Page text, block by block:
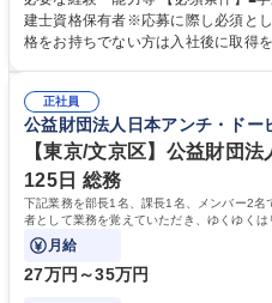
ング、登記簿取得、調書取得・支払
求・支払データ登録、取引先マスタ
の他に担当頂く業務が発生する場合があります。 募集
業務職/三井物産グループ/平均残業時
建士資格保有者※応募に際し必須と
格をお持ちでない方は入社後に取得
ション力がある方。 ・チャレンジを
方。多様な関係者と謙虚に信頼関係
ール管理が出来る方。※将来的に他
へのジョブローテーションの可能性があります。 学歴
院 大学 語学力： 資格：宅地建物取引
正社員
公益財団法人日本アンチ・ドー
【東京/文京区】公益財団
125日 総務
下記業務を部長1名、課長1名、メンバー2
者として業務を覚えていただき、ゆくゆく
躍いただくことを期待しています。
月給
27万円～35万円